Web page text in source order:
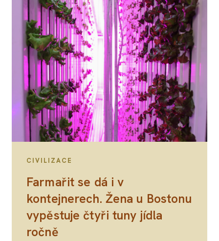
CIVILIZACE
Farmařit se dá i v
kontejnerech. Žena u Bostonu
vypěstuje čtyři tuny jídla
ročně